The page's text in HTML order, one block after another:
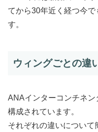
てから30年近く経つ今
す。
ウィングごとの違
ANAインターコンチネ
構成されています。
それぞれの違いについて